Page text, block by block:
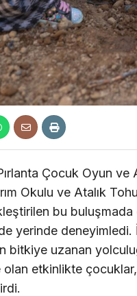
Çocuk Oyun
Okulu ve Atalık
bu
yerinde
bitkiye uzanan
olan etkinlikte